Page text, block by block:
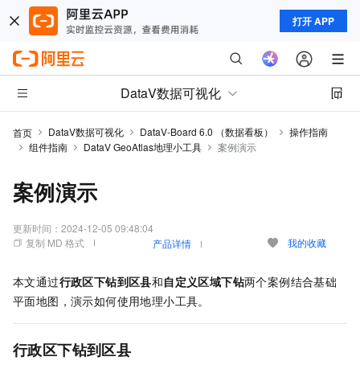
打开 APP
DataV数据可视化
首页 DataV数据可视化 DataV-Board 6.0 （数据看板）
操作指南
组件指南
DataV GeoAtlas地理小工具 案例演示
案例演示
更新时间： 2024-12-05 09:48:04
复制 MD 格式
产品详情 我的收藏
本文通过行政区下钻到区县和自定义区域下钻两个案例结合基础
平面地图，演示如何使用地理小工具。
行政区下钻到区县